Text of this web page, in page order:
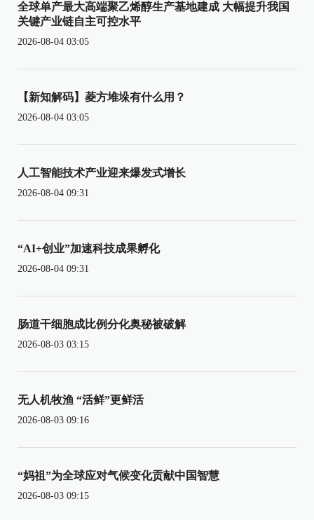
全球单产最大高端聚乙烯醇生产基地建成 大幅提升我国
关键产业链自主可控水平
2026-08-04 03:05
【新知解码】菱方堆垛有什么用？
2026-08-04 03:05
人工智能技术产业迎来爆发式增长
2026-08-04 09:31
“AI+创业”加速科技成果孵化
2026-08-04 09:31
肠道干细胞成比例分化奥秘被破解
2026-08-03 03:15
无人机牧渔 “活鲜”更鲜活
2026-08-03 09:16
“妈祖”为全球应对气候变化贡献中国智慧
2026-08-03 09:15